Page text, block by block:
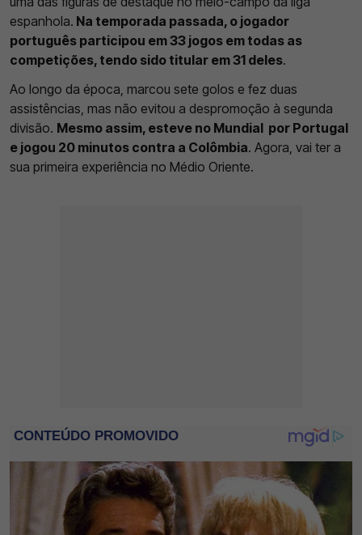
espanhola. Na temporada passada, o jogador
português participou em 33 jogos em todas as
competições, tendo sido titular em 31 deles.
Ao longo da época, marcou sete golos e fez duas
assistências, mas não evitou a despromoção à segunda
divisão. Mesmo assim, esteve no Mundial por Portugal
e jogou 20 minutos contra a Colômbia. Agora, vai ter a
sua primeira experiência no Médio Oriente.